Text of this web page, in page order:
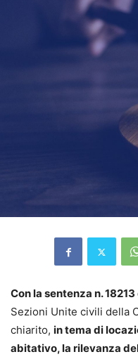
Con la sentenza n.
Sezioni Unite civili della
chiarito, in tema di
abitativo, la rilevanza